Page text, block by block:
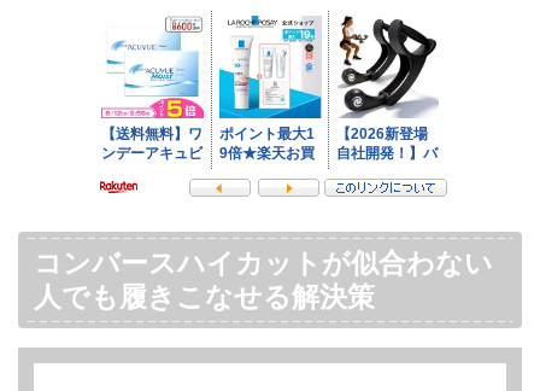
コンバースハイカットが似合わない
人でも履きこなせる解決策